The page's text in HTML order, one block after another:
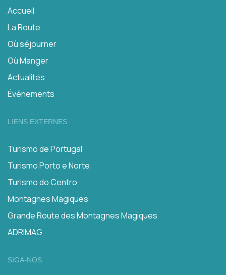
Accueil
La Route
Où séjourner
Où Manger
Actualités
Événements
LIENS EXTERNES
Turismo de Portugal
Turismo Porto e Norte
Turismo do Centro
Montagnes Magiques
Grande Route des Montagnes Magiques
ADRIMAG
SIGA-NOS